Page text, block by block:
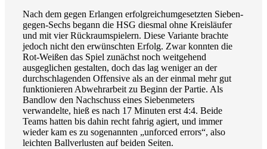
Nach dem gegen Erlangen erfolgreichumgesetzten Sieben-
gegen-Sechs begann die HSG diesmal ohne Kreisläufer
und mit vier Rückraumspielern. Diese Variante brachte
jedoch nicht den erwünschten Erfolg. Zwar konnten die
Rot-Weißen das Spiel zunächst noch weitgehend
ausgeglichen gestalten, doch das lag weniger an der
durchschlagenden Offensive als an der einmal mehr gut
funktionieren Abwehrarbeit zu Beginn der Partie. Als
Bandlow den Nachschuss eines Siebenmeters
verwandelte, hieß es nach 17 Minuten erst 4:4. Beide
Teams hatten bis dahin recht fahrig agiert, und immer
wieder kam es zu sogenannten „unforced errors“, also
leichten Ballverlusten auf beiden Seiten.